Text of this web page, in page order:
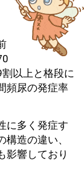
以上と格段に
頻尿の発症率
に多く発症す
造の違い、
影響しており